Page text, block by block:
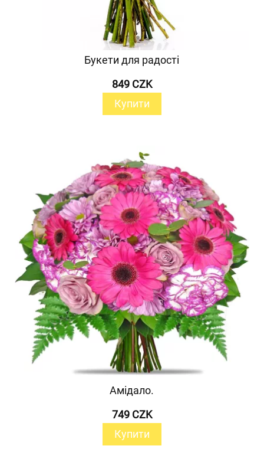
Букети для радості
849 CZK
Купити
Амідало.
749 CZK
Купити